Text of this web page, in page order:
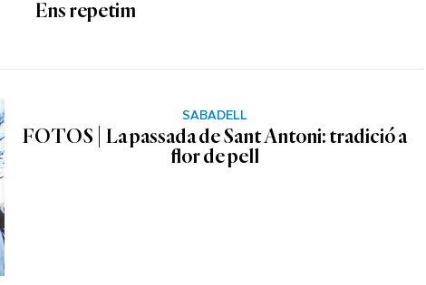
Ens repetim
SABADELL
FOTOS | La passada de Sant Antoni: tradició a
flor de pell